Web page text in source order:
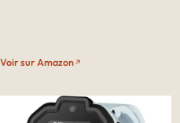
Voir sur Amazon